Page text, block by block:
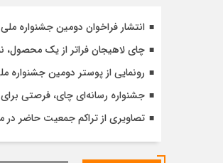
انتشار فراخوان دومین جشنواره
چای لاهیجان فراتر از یک
رونمایی از پوستر دومین جشنواره
جشنواره رسانه‌ای چای، فرصتی
تصاویری از تراکم جمعیت حاضر